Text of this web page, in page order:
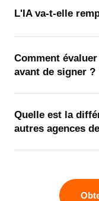
L'IA va-t-elle
Comment
avant de signer ?
Quelle est la
autres agences